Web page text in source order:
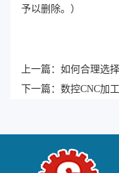
予以删除。）
上一篇： 如何合理选
下一篇： 数控CNC加